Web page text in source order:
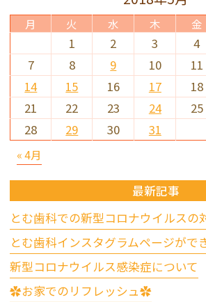
月 火 水 木 金
« 4月
1 2 3 4
7
8 9 10 11
14
15 16 17 18
21
22 23 24 25
28
29 30 31
最新記事
とむ歯科インスタグラムページがで
新型コロナウイルス感染症について
✿お家でのリフレッシュ✿